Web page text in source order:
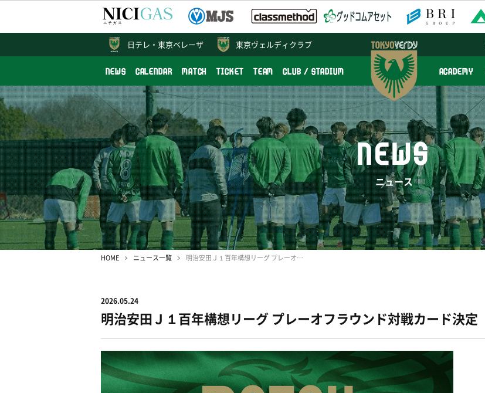
東京ヴェルディクラブ
NEWS CALENDAR MATCH TICKET TEAM CLUB / STADIUM ACADEMY
日テレ・ 東京ベレーザ
NEWS
ニュース
HOME ニュース一覧 明治安田Ｊ１百年構想リーグ プレーオフラウンド対戦カード決定
2026.05.24
明治安田Ｊ１百年構想リーグ プレーオフラウンド対戦カード決定